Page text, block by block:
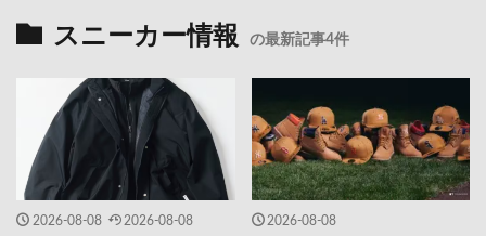
スニーカー情報 の最新記事4件
2026-08-08 2026-08-08 2026-08-08